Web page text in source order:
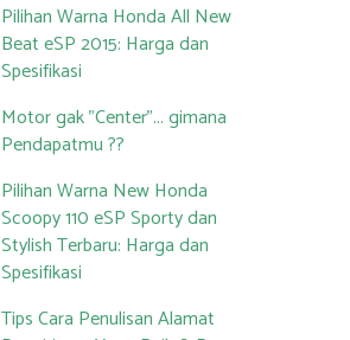
Pilihan Warna Honda All New
Beat eSP 2015: Harga dan
Spesifikasi
Motor gak "Center"... gimana
Pendapatmu ??
Pilihan Warna New Honda
Scoopy 110 eSP Sporty dan
Stylish Terbaru: Harga dan
Spesifikasi
Tips Cara Penulisan Alamat